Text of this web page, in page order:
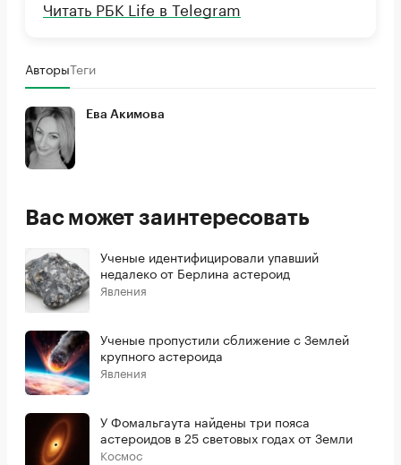
Читать РБК Life в Telegram
АвторыТеги
Ева Акимова
Вас может заинтересовать
Ученые идентифицировали упавший
недалеко от Берлина астероид
Явления
Ученые пропустили сближение с Землей
крупного астероида
Явления
У Фомальгаута найдены три пояса
астероидов в 25 световых годах от Земли
Космос